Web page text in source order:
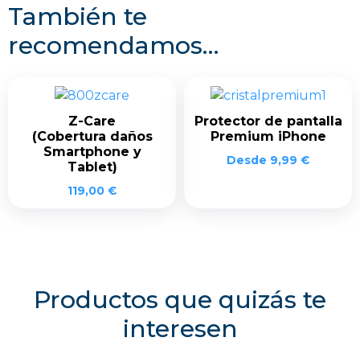
También te
recomendamos…
Z-Care
(Cobertura daños
Smartphone y
Tablet)
119,00 €
Protector de pantalla
Premium iPhone
Desde 9,99 €
Productos que quizás te
interesen